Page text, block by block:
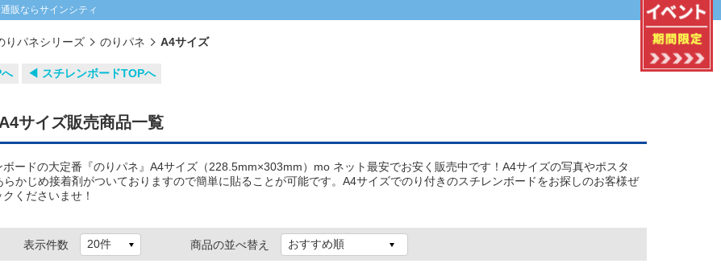
販ならサインシティ
りパネシリーズ のりパネ A4サイズ
◀︎ スチレンボードTOPへ
サイズ販売商品一覧
ードの大定番『のりパネ』A4サイズ（228.5mm×303mm）mo ネット最安でお安く販売中です！A4サイズの写真やポスタ
らかじめ接着剤がついておりますので簡単に貼ることが可能です。A4サイズでのり付きのスチレンボードをお探しのお客様ぜ
くださいませ！
表示件数 商品の並べ替え